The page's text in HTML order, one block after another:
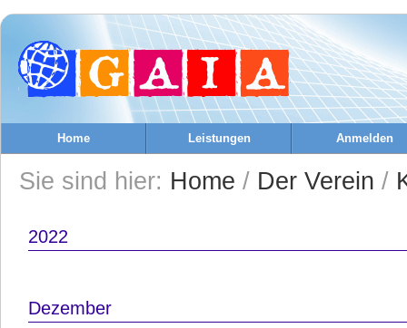
Home Leistungen Anmelden
Sie sind hier: Home / Der Verein /
2022
Dezember